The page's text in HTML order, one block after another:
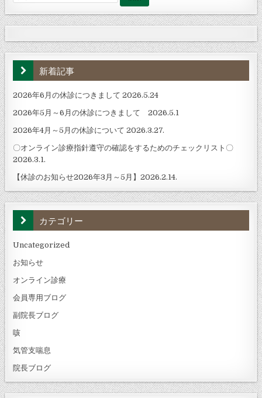
索:
新着記事
2026年6月の休診につきまして 2026.5.24
2026年5月～6月の休診につきまして 2026.5.1
2026年4月～5月の休診について 2026.3.27.
〇オンライン診療指針遵守の確認をするためのチェックリスト〇
2026.3.1.
【休診のお知らせ2026年3月～5月】2026.2.14.
カテゴリー
Uncategorized
お知らせ
オンライン診療
会員専用ブログ
副院長ブログ
咳
気管支喘息
院長ブログ